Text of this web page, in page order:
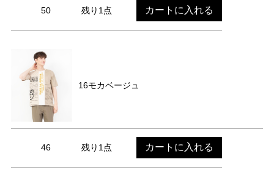
50 残り1点 カートに入れる
16モカベージュ
46 残り1点 カートに入れる